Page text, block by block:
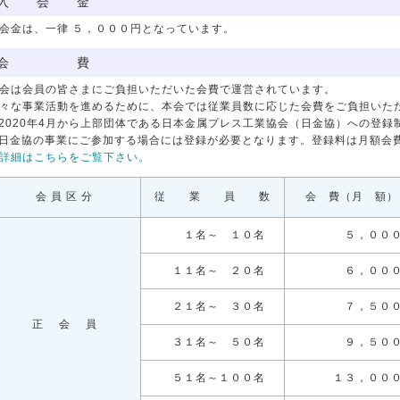
金は、一律 ５，０００円となっています。
費
は会員の皆さまにご負担いただいた会費で運営されています。
な事業活動を進めるために、本会では従業員数に応じた会費をご負担いた
年4月から上部団体である日本金属プレス工業協会（日金協）への登録
金協の事業にご参加する場合には登録が必要となります。登録料は月額会
詳細はこちらをご覧下さい。
会 員 区 分 従 業 員 数 会 費（月 額）
正 会 員
１名～ １０名 ５，００
１１名～ ２０名 ６，００
２１名～ ３０名 ７，５０
３１名～ ５０名 ９，５０
５１名～１００名 １３，００